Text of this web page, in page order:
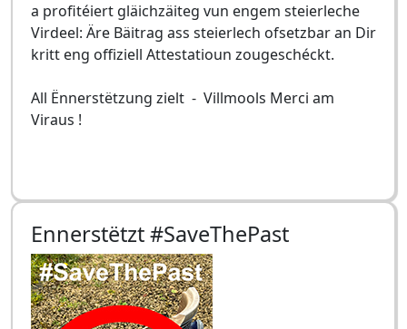
a profitéiert gläichzäiteg vun engem steierleche
Virdeel: Äre Bäitrag ass steierlech ofsetzbar an Dir
kritt eng offiziell Attestatioun zougeschéckt.
All Ënnerstëtzung zielt - Villmools Merci am
Viraus !
Ennerstëtzt #SaveThePast